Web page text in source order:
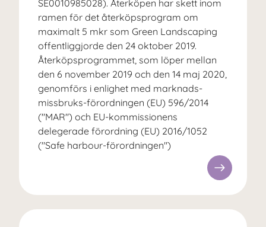
SE0010985028). Återköpen har skett inom
ramen för det återköpsprogram om
maximalt 5 mkr som Green Landscaping
offentliggjorde den 24 oktober 2019.
Återköpsprogrammet, som löper mellan
den 6 november 2019 och den 14 maj 2020,
genomförs i enlighet med marknads­
missbruks-förordningen (EU) 596/2014
("MAR") och EU-kommissionens
delegerade förordning (EU) 2016/1052
("Safe harbour-förordningen")